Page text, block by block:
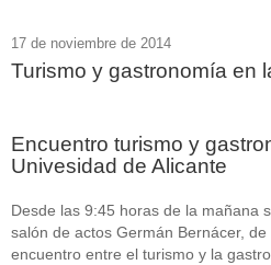
17 de noviembre de 2014
Turismo y gastronomía en
Encuentro turismo y
Univesidad de Alicante
Desde las 9:45 horas de la mañana
salón de actos Germán Bernácer,
encuentro entre el turismo y la